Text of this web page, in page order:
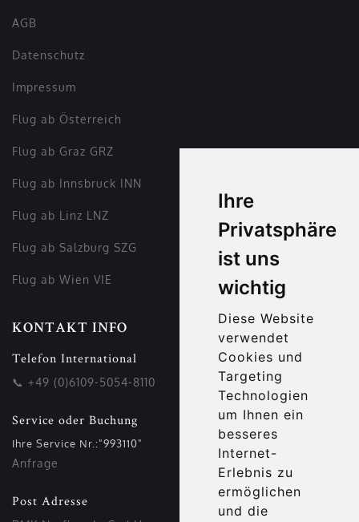
Ihre
Privatsphäre
ist uns
wichtig
Diese Website
verwendet
Cookies und
Targeting
Technologien
um Ihnen ein
besseres
Internet-
Erlebnis zu
ermöglichen
und die
AGB
Datenschutz
Impressum
Flug ab Österreich
Flug ab Graz GRZ
Flug ab Innsbruck INN
Flug ab Linz LNZ
Flug ab Salzburg SZG
Flug ab Wien VIE
KONTAKT INFO
Telefon International
📞 +49 (0)6109-5054-8110
Service oder Buchung
Ihre Service Nr.:"993110"
Anfrage
Post Adresse